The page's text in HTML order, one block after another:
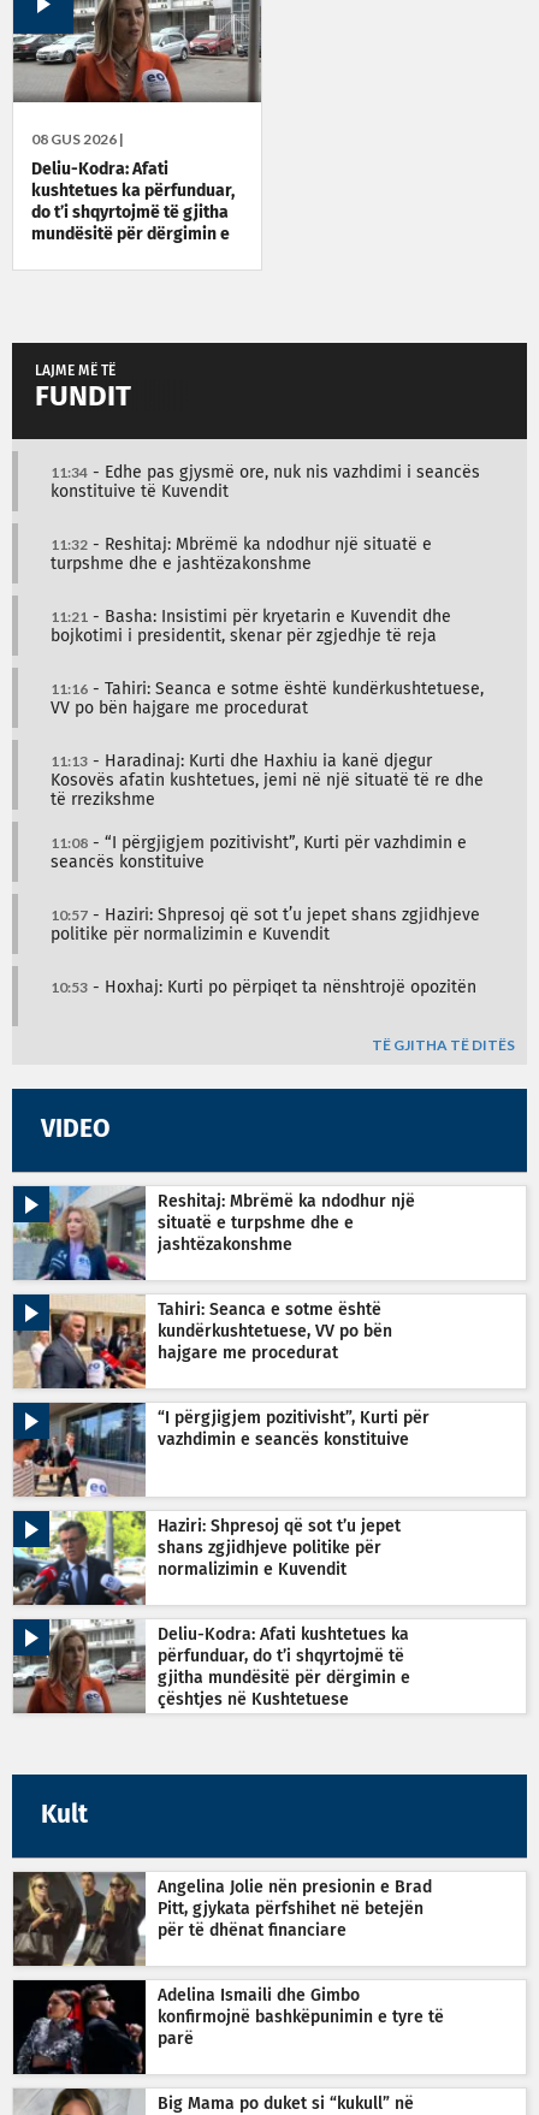
08 GUS 2026 |
Deliu-Kodra: Afati
kushtetues ka përfunduar,
do t’i shqyrtojmë të gjitha
mundësitë për dërgimin e
LAJME MË TË
FUNDIT
11:34 - Edhe pas gjysmë ore, nuk nis vazhdimi i seancës
konstituive të Kuvendit
11:32 - Reshitaj: Mbrëmë ka ndodhur një situatë e
turpshme dhe e jashtëzakonshme
11:21 - Basha: Insistimi për kryetarin e Kuvendit dhe
bojkotimi i presidentit, skenar për zgjedhje të reja
11:16 - Tahiri: Seanca e sotme është kundërkushtetuese,
VV po bën hajgare me procedurat
11:13 - Haradinaj: Kurti dhe Haxhiu ia kanë djegur
Kosovës afatin kushtetues, jemi në një situatë të re dhe
të rrezikshme
11:08 - “I përgjigjem pozitivisht”, Kurti për vazhdimin e
seancës konstituive
10:57 - Haziri: Shpresoj që sot t’u jepet shans zgjidhjeve
politike për normalizimin e Kuvendit
10:53 - Hoxhaj: Kurti po përpiqet ta nënshtrojë opozitën
TË GJITHA TË DITËS
VIDEO
Reshitaj: Mbrëmë ka ndodhur një
situatë e turpshme dhe e
jashtëzakonshme
Tahiri: Seanca e sotme është
kundërkushtetuese, VV po bën
hajgare me procedurat
“I përgjigjem pozitivisht”, Kurti për
vazhdimin e seancës konstituive
Haziri: Shpresoj që sot t’u jepet
shans zgjidhjeve politike për
normalizimin e Kuvendit
Deliu-Kodra: Afati kushtetues ka
përfunduar, do t’i shqyrtojmë të
gjitha mundësitë për dërgimin e
çështjes në Kushtetuese
Kult
Angelina Jolie nën presionin e Brad
Pitt, gjykata përfshihet në betejën
për të dhënat financiare
Adelina Ismaili dhe Gimbo
konfirmojnë bashkëpunimin e tyre të
parë
Big Mama po duket si “kukull” në